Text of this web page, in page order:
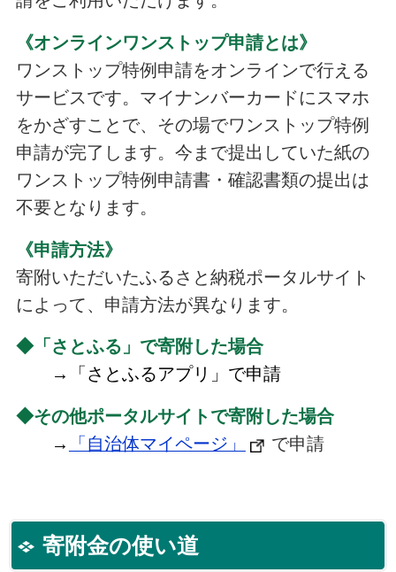
《オンラインワンストップ申請とは》
ワンストップ特例申請をオンラインで行える
サービスです。マイナンバーカードにスマホ
をかざすことで、その場でワンストップ特例
申請が完了します。今まで提出していた紙の
ワンストップ特例申請書・確認書類の提出は
不要となります。
《申請方法》
寄附いただいたふるさと納税ポータルサイト
によって、申請方法が異なります。
◆「さとふる」で寄附した場合
→「さとふるアプリ」で申請
◆その他ポータルサイトで寄附した場合
→
「自治体マイページ」 で申請
寄附金の使い道